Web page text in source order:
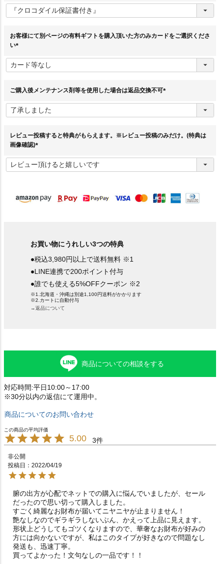
必
須
お客様にて別ページの有料ギフトを購入頂いた方のみカードをご選択くださ
い
必
須
ご購入後メンテナンス剤等を使用した場合は返品交換不可
須
レビュー投稿すると特典がもらえます。※レビュー投稿のみだけ。(特典は
画像確認)
必
須
お買い物にうれしい3つの特典
●税込3,980円以上で送料無料 ※1
●LINE連携で200ポイント付与
●誰でも使える5%OFFクーポン ※2
※1.北海道・沖縄は別途1,100円送料がかかります
※2.カートに自動付与
→返品について
商品についての相談をする
対応時間:平日10:00～17:00
※30分以内の返信にて運用中。
商品についてのお問い合わせ
5.00 3
非公開
投稿日
2022/04/19
腑の出方が心配でネットでの購入に悩んでいましたが、セール
だったので思い切って購入しました。
すごく綺麗なお財布が届いてニヤニヤが止まりません！
艶なしなのでギラギラしないぶん、かえって上品に見えます。
形状上どうしてもゴツくなりますので、華奢なお財布が好みの
方には向かないですが、私はこのタイプが好きなので問題なし
発送も、迅速丁寧。
買ってよかった！文句なしの一品です！！